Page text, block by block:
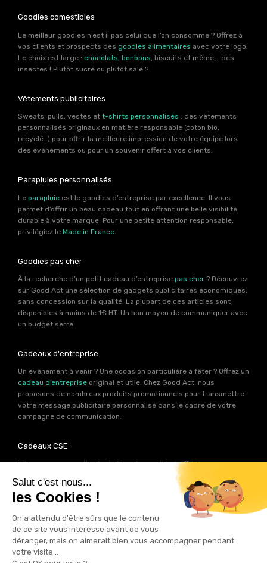
Goodies comestibles
Le meilleur goodies n’est il pas celui que l’on consomme ? Offrez à
vos clients et prospects des goodies alimentaires avec votre logo.
Le choix est large : chocolats bonbons , biscuits et même .. des
insectes ! Plutôt sucré ou plutôt salé ?
Vêtements publicitaires
Sweats, pulls, vestes et t-shirts personnalisés : des vêtements
personnalisés originaux en matière responsable (coton bio,
recyclé…) pour offrir la meilleure impression de votre équipe lors
des événements ou pour un souvenir offert à vos clients.
Parapluies personnalisés
Le parapluie est le goodies d’entreprise par excellence. Il vous
permet d’offrir un beau cadeau tout en offrant une belle visibilité
durable à votre marque. Pour une petite attention responsable,
privilégiez le Made in France
Goodies pas cher
À la recherche d’un petit cadeau d’entreprise pas cher ? Découvrez
sur Good Act une sélection de gadgets publicitaires économiques,
sans concession sur la qualité. La plupart de ces articles sont
disponibles à moins de 1€ HT. Un bon moyen de communiquer avec
un budget serré.
Cadeaux d'entreprise
Un événement à venir ? Une occasion particulière à fêter ? Offrez un
cadeau d’entreprise original et utile. Chez Good Act, nous
proposons de nombreux produits promotionnels pour transmettre
votre message publicitaire personnalisé dans le cadre de votre
campagne de communication.
Cadeaux CSE
Découvrez une multitude d’idées de goodies à offrir à vos
collaborateurs. Les experts produits de Good Act ont déniché pour
votreCSEprès de 2000 références de cadeaux personnalisables.
Autant d’idées potentielles pour trouver le cadeau qui contribuera
Goodies RSE
Vous souhaitez communiquer en accord avec vos valeurs ? Ca